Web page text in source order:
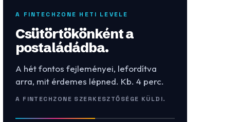
A FINTECHZONE HETI LEVELE
Csütörtökönként a
postaládádba.
A hét fontos fejleményei, lefordítva
arra, mit érdemes lépned. Kb. 4 perc.
A FINTECHZONE SZERKESZTŐSÉGE KÜLDI.